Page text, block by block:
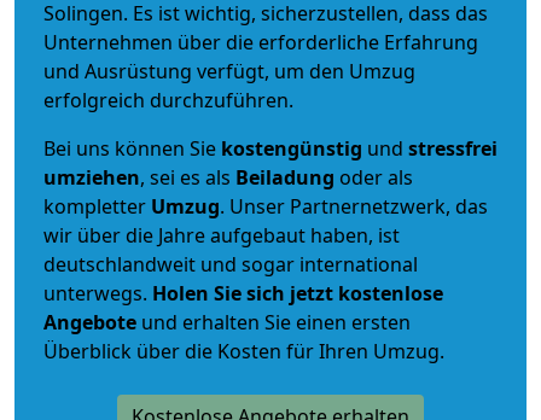
Solingen. Es ist wichtig, sicherzustellen, dass das
Unternehmen über die erforderliche Erfahrung
und Ausrüstung verfügt, um den Umzug
erfolgreich durchzuführen.
Bei uns können Sie kostengünstig und stressfrei
umziehen, sei es als Beiladung oder als
kompletter Umzug. Unser Partnernetzwerk, das
wir über die Jahre aufgebaut haben, ist
deutschlandweit und sogar international
unterwegs. Holen Sie sich jetzt kostenlose
Angebote und erhalten Sie einen ersten
Überblick über die Kosten für Ihren Umzug.